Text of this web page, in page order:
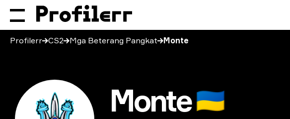
Profilerr CS2 Mga Beterang Pangkat Monte
Monte 🇺🇦